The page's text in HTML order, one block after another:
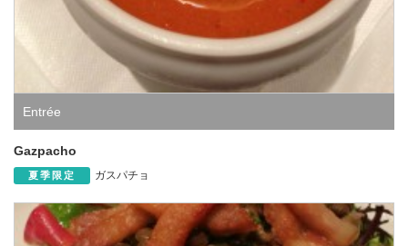
Entrée
Gazpacho
夏季限定 ガスパチョ